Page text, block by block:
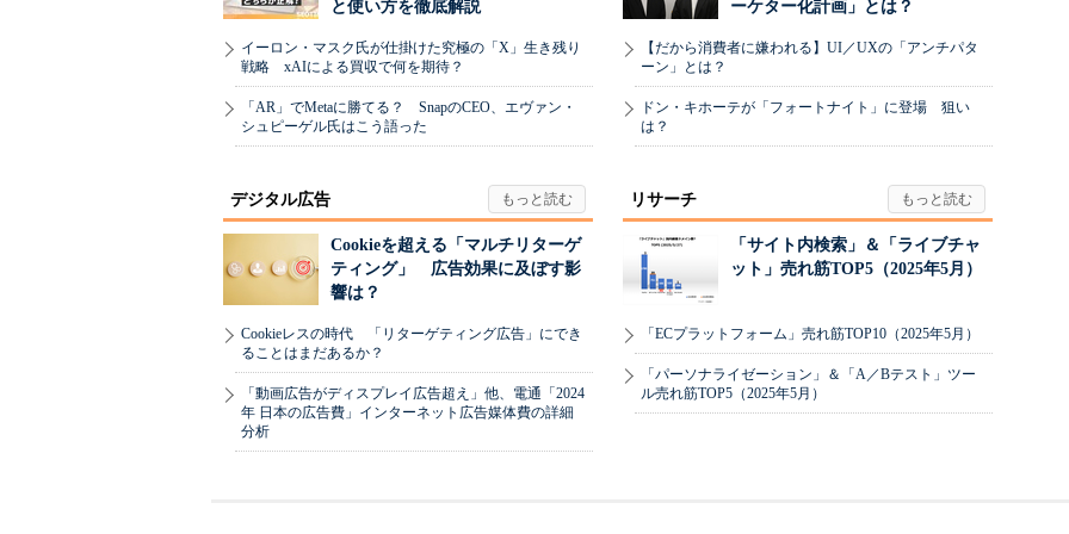
と使い方を徹底解説
イーロン・マスク氏が仕掛けた究極の「X」生き残り
戦略 xAIによる買収で何を期待？
「AR」でMetaに勝てる？ SnapのCEO、エヴァン・
シュピーゲル氏はこう語った
ーケター化計画」とは？
【だから消費者に嫌われる】UI／UXの「アンチパタ
ーン」とは？
ドン・キホーテが「フォートナイト」に登場 狙い
は？
デジタル広告
Cookieを超える「マルチリターゲ
ティング」 広告効果に及ぼす影
響は？
Cookieレスの時代 「リターゲティング広告」にでき
ることはまだあるか？
「動画広告がディスプレイ広告超え」他、電通「2024
年 日本の広告費」インターネット広告媒体費の詳細
分析
リサーチ
「サイト内検索」＆「ライブチャ
ット」売れ筋TOP5（2025年5月）
「ECプラットフォーム」売れ筋TOP10（2025年5月）
「パーソナライゼーション」＆「A／Bテスト」ツー
ル売れ筋TOP5（2025年5月）